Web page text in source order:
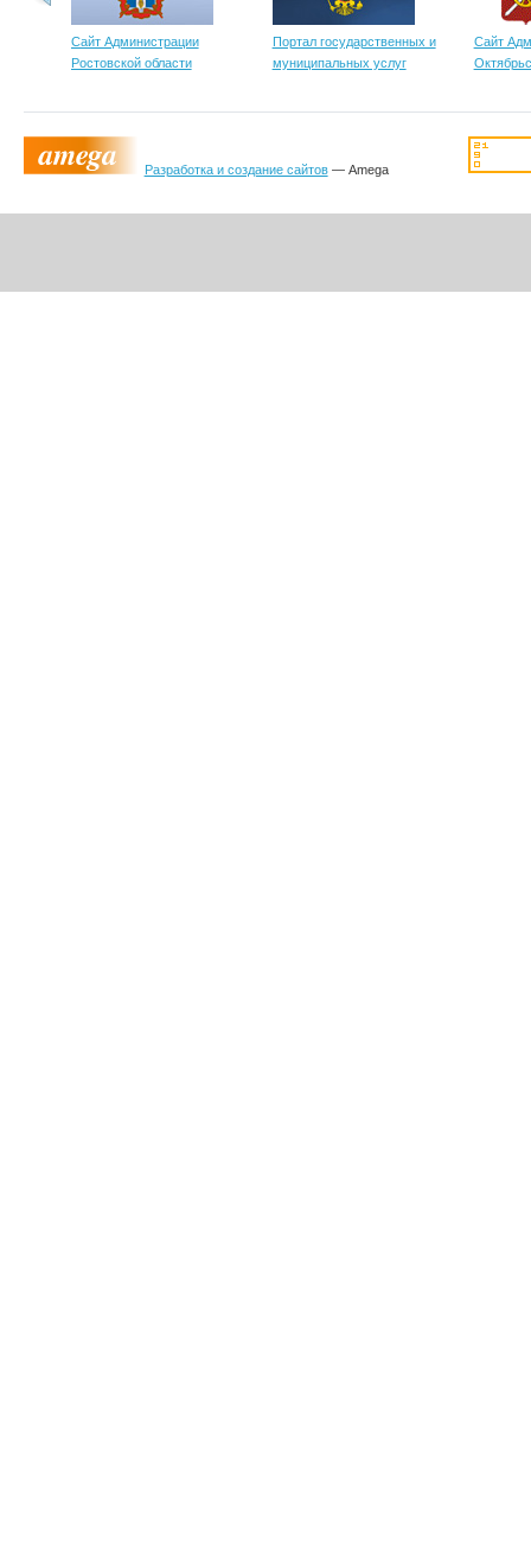
Сайт Администрации
Ростовской области
Портал государственных и
муниципальных услуг
Сайт
Разработка и создание сайтов— Amega